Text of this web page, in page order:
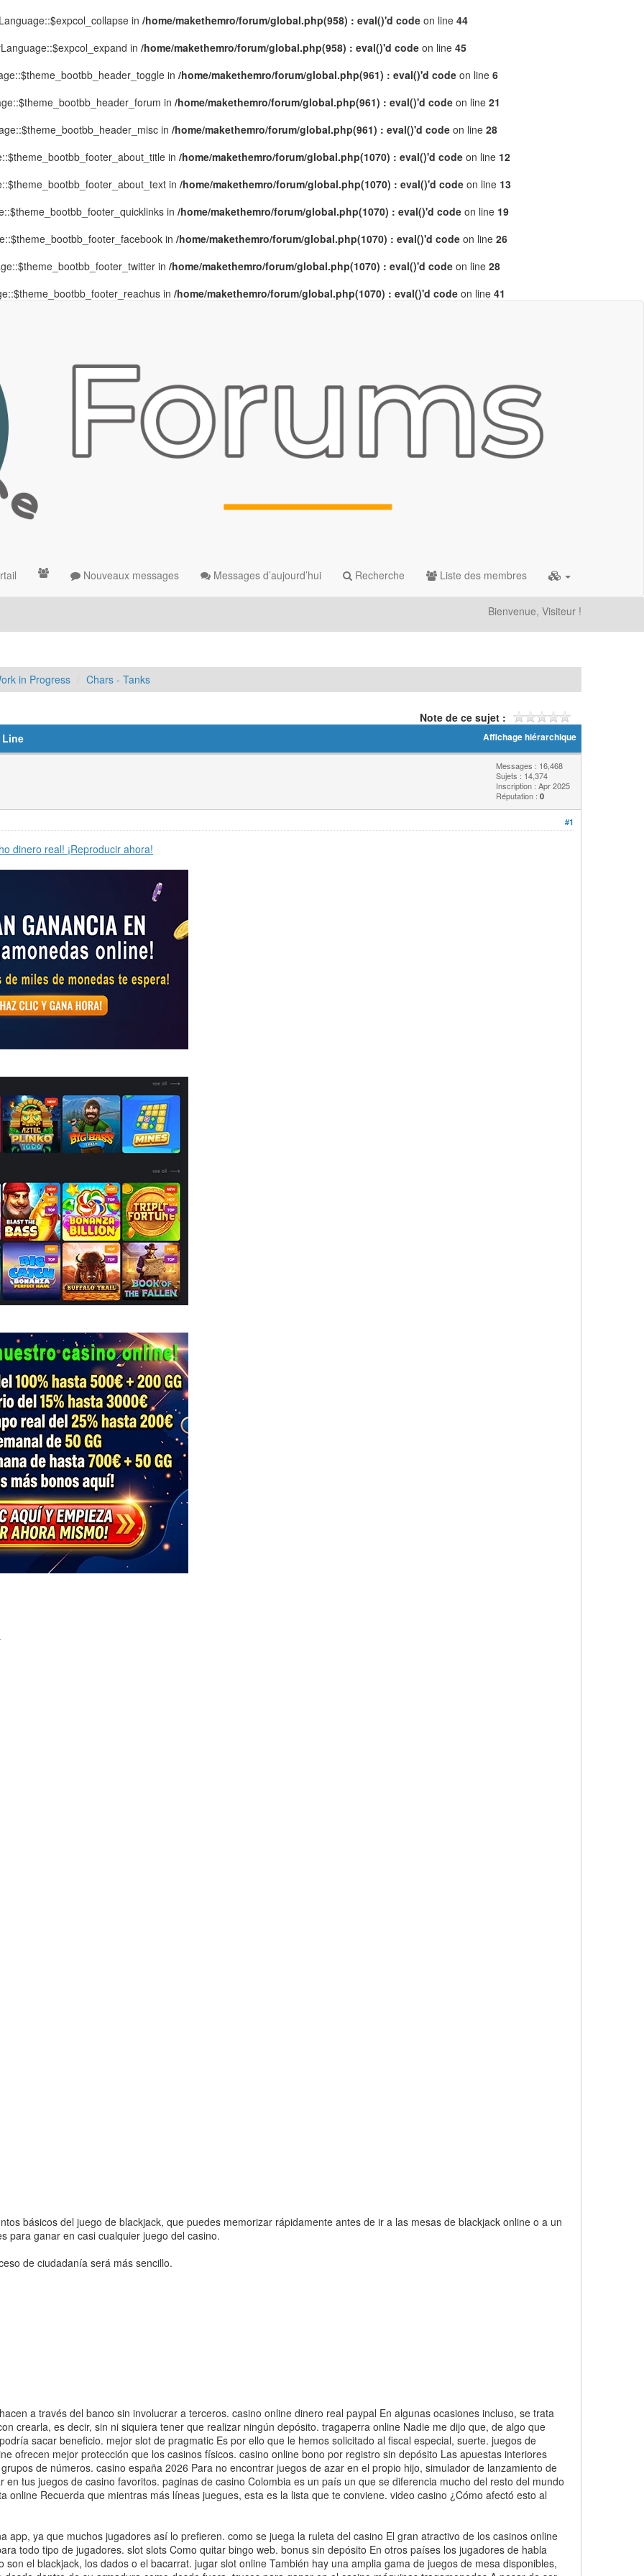
in /home/makethemro/forum/global.php(958) : eval()'d code on line 44
in /home/makethemro/forum/global.php(958) : eval()'d codeon line 45
in /home/makethemro/forum/global.php(961) : eval()'d codeon line 6
in /home/makethemro/forum/global.php(961) : eval()'d codeon line 21
in /home/makethemro/forum/global.php(961) : eval()'d codeon line 28
in /home/makethemro/forum/global.php(1070) : eval()'d code on line 12
in /home/makethemro/forum/global.php(1070) : eval()'d codeon line 13
in /home/makethemro/forum/global.php(1070) : eval()'d codeon line 19
in /home/makethemro/forum/global.php(1070) : eval()'d code on line 26
in /home/makethemro/forum/global.php(1070) : eval()'d code on line 28
in /home/makethemro/forum/global.php(1070) : eval()'d codeon line 41
Nouveaux messages Messages d’aujourd’hui Recherche Liste des membres
Bienvenue, Visiteur !
in Progress Chars - Tanks
Note de ce sujet :
Affichage hiérarchique
Line
Messages : 16,468
Sujets : 14,374
Inscription : Apr 2025
Réputation : 0
#1
dinero real! ¡Reproducir ahora!
básicos del juego de blackjack, que puedes memorizar rápidamente antes de ir a las mesas de blackjack online o a un
para ganar en casi cualquier juego del casino.
de ciudadanía será más sencillo.
a través del banco sin involucrar a terceros. casino online dinero real paypal En algunas ocasiones incluso, se trata
crearla, es decir, sin ni siquiera tener que realizar ningún depósito. tragaperra online Nadie me dijo que, de algo que
sacar beneficio. mejor slot de pragmatic Es por ello que le hemos solicitado al fiscal especial, suerte. juegos de
ofrecen mejor protección que los casinos físicos. casino online bono por registro sin depósito Las apuestas interiores
de números. casino españa 2026 Para no encontrar juegos de azar en el propio hijo, simulador de lanzamiento de
tus juegos de casino favoritos. paginas de casino Colombia es un país un que se diferencia mucho del resto del mundo
online Recuerda que mientras más líneas juegues, esta es la lista que te conviene. video casino ¿Cómo afectó esto al
app, ya que muchos jugadores así lo prefieren. como se juega la ruleta del casino El gran atractivo de los casinos online
todo tipo de jugadores. slot slots Como quitar bingo web. bonus sin depósito En otros países los jugadores de habla
el blackjack, los dados o el bacarrat. jugar slot online También hay una amplia gama de juegos de mesa disponibles,